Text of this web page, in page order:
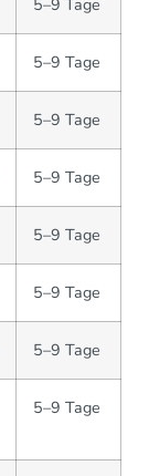
5–9 Tage
5–9 Tage
5–9 Tage
5–9 Tage
5–9 Tage
5–9 Tage
5–9 Tage
5–9 Tage